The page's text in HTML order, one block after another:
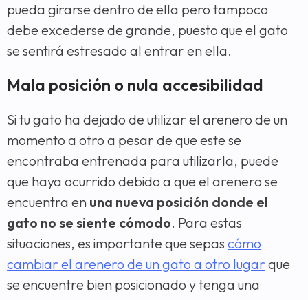
pueda girarse dentro de ella pero tampoco
debe excederse de grande, puesto que el gato
se sentirá estresado al entrar en ella.
Mala posición o nula accesibilidad
Si tu gato ha dejado de utilizar el arenero de un
momento a otro a pesar de que este se
encontraba entrenada para utilizarla, puede
que haya ocurrido debido a que el arenero se
encuentra en una nueva posición donde el
gato no se siente cómodo. Para estas
situaciones, es importante que sepas cómo
cambiar el arenero de un gato a otro lugar que
se encuentre bien posicionado y tenga una